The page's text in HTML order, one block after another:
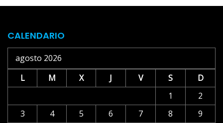
CALENDARIO
agosto 2026
L
M X J V S
D
1
2
3
4 5 6 7 8
9